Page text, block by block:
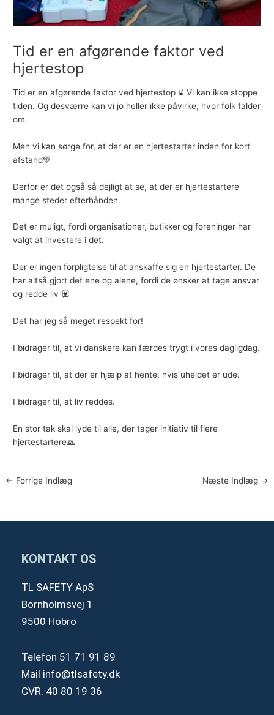
Tid er en afgørende faktor ved
hjertestop
Tid er en afgørende faktor ved hjertestop ⌛ Vi kan ikke stoppe
tiden. Og desværre kan vi jo heller ikke påvirke, hvor folk falder
om.
Men vi kan sørge for, at der er en hjertestarter inden for kort
afstand💚
Derfor er det også så dejligt at se, at der er hjertestartere
mange steder efterhånden.
Det er muligt, fordi organisationer, butikker og foreninger har
valgt at investere i det.
Der er ingen forpligtelse til at anskaffe sig en hjertestarter. De
har altså gjort det ene og alene, fordi de ønsker at tage ansvar
og redde liv 💟
Det har jeg så meget respekt for!
I bidrager til, at vi danskere kan færdes trygt i vores dagligdag.
I bidrager til, at der er hjælp at hente, hvis uheldet er ude.
I bidrager til, at liv reddes.
En stor tak skal lyde til alle, der tager initiativ til flere
hjertestartere🙏
← Forrige Indlæg Næste Indlæg →
KONTAKT OS
TL SAFETY ApS
Bornholmsvej 1
9500 Hobro
Telefon 51 71 91 89
Mail info@tlsafety.dk
CVR. 40 80 19 36